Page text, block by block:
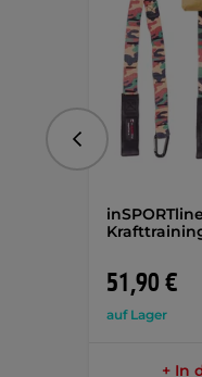
51,90 €
auf Lager
+ In
vorhergehend